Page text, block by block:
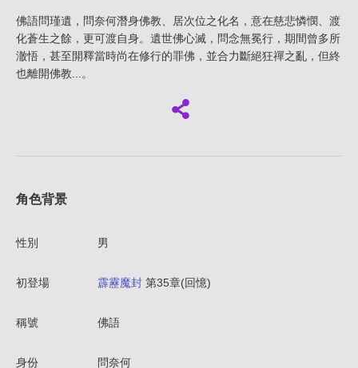
佛語問瑾遺，問奈何潛身佛教、居次位之化名，意在慈悲憐憫、渡
化蒼生之餘，更可渡自身。遺世佛心滅，問念無冕行，期間曾多所
澈悟，甚至開釋當時尚在修行的罪佛，並合力斷絕狂禪之亂，但終
也離開佛教...。
角色背景
性別 男
初登場 霹靂魔封 第35章(回憶)
稱號 佛語
身份 問奈何